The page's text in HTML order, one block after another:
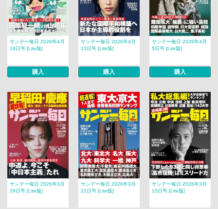
サンデー毎日 2026年4月
19日号 [Lite版]
購入
サンデー毎日 2026年4月
12日号 [Lite版]
購入
サンデー毎日 2026年4月
5日号 [Lite版]
購入
サンデー毎日 2026年3月
29日号 [Lite版]
サンデー毎日 2026年3月
22日号 [Lite版]
サンデー毎日 2026年3月
15日号 [Lite版]